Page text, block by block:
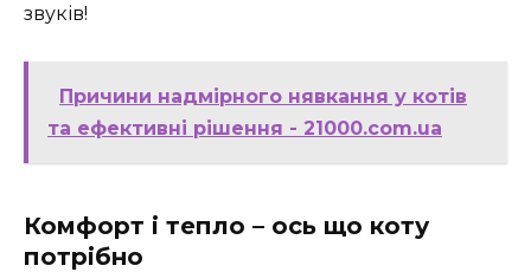
звуків!
Причини надмірного нявкання у котів
та ефективні рішення - 21000.com.ua
Комфорт і тепло – ось що коту
потрібно